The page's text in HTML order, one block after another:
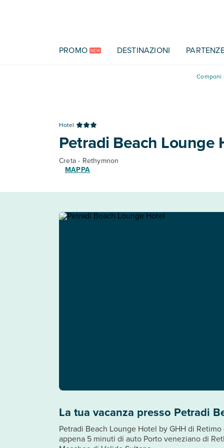
PROMO NEW DESTINAZIONI
Componi
Hotel
Petradi Beach Lounge
Creta - Rethymnon
MAPPA
La tua vacanza presso Petradi
Petradi Beach Lounge Hotel by GHH di
appena 5 minuti di auto Porto veneziano di